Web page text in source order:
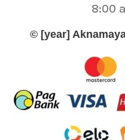
8:00
© [year]